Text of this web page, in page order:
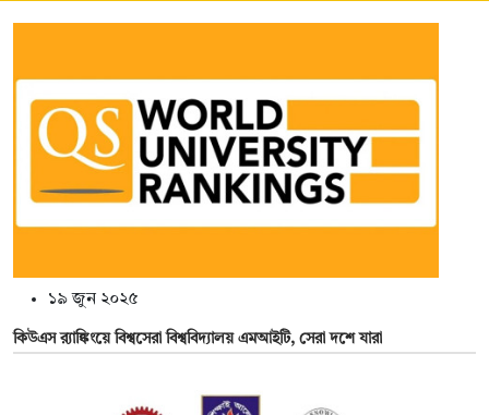
১৯ জুন ২০২৫
কিউএস র‌্যাঙ্কিংয়ে বিশ্বসেরা বিশ্ববিদ্যালয় এমআইটি, সেরা দশে যারা